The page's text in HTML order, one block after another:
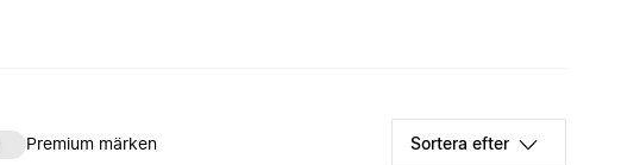
Premium märken Sortera efter